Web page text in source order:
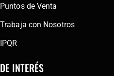
Puntos de Venta
Trabaja con Nosotros
IPQR
DE INTERÉS